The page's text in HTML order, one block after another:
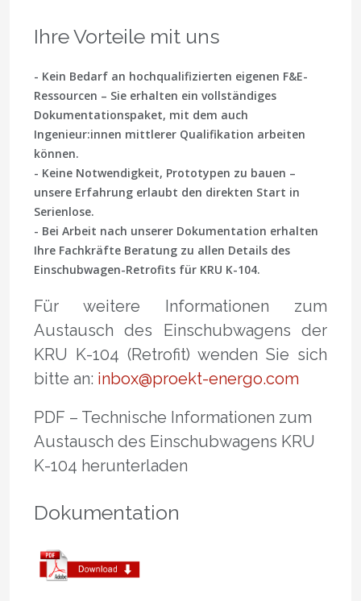
Ihre Vorteile mit uns
- Kein Bedarf an hochqualifizierten eigenen F&E-
Ressourcen – Sie erhalten ein vollständiges
Dokumentationspaket, mit dem auch
Ingenieur:innen mittlerer Qualifikation arbeiten
können.
- Keine Notwendigkeit, Prototypen zu bauen –
unsere Erfahrung erlaubt den direkten Start in
Serienlose.
- Bei Arbeit nach unserer Dokumentation erhalten
Ihre Fachkräfte Beratung zu allen Details des
Einschubwagen-Retrofits für KRU K-104.
Für weitere Informationen zum
Austausch des Einschubwagens der
KRU K-104 (Retrofit) wenden Sie sich
bitte an: inbox@proekt-energo.com
PDF – Technische Informationen zum
Austausch des Einschubwagens KRU
K-104 herunterladen
Dokumentation